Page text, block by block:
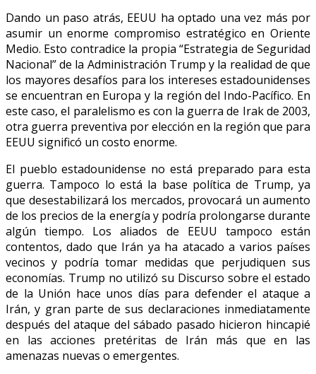
Dando un paso atrás, EEUU ha optado una vez más por
asumir un enorme compromiso estratégico en Oriente
Medio. Esto contradice la propia “Estrategia de Seguridad
Nacional” de la Administración Trump y la realidad de que
los mayores desafíos para los intereses estadounidenses
se encuentran en Europa y la región del Indo-Pacífico. En
este caso, el paralelismo es con la guerra de Irak de 2003,
otra guerra preventiva por elección en la región que para
EEUU significó un costo enorme.
El pueblo estadounidense no está preparado para esta
guerra. Tampoco lo está la base política de Trump, ya
que desestabilizará los mercados, provocará un aumento
de los precios de la energía y podría prolongarse durante
algún tiempo. Los aliados de EEUU tampoco están
contentos, dado que Irán ya ha atacado a varios países
vecinos y podría tomar medidas que perjudiquen sus
economías. Trump no utilizó su Discurso sobre el estado
de la Unión hace unos días para defender el ataque a
Irán, y gran parte de sus declaraciones inmediatamente
después del ataque del sábado pasado hicieron hincapié
en las acciones pretéritas de Irán más que en las
amenazas nuevas o emergentes.